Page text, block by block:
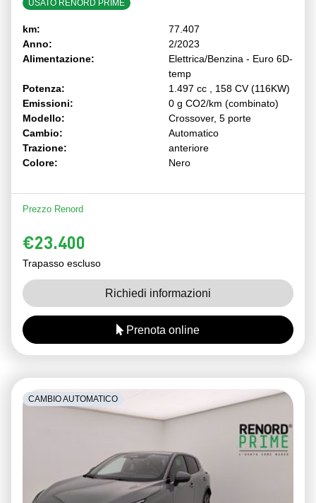
USATO RENORD PRIME
km:
77.407
Anno:
2/2023
Alimentazione:
Elettrica/Benzina - Euro 6D-
temp
Potenza:
1.497 cc , 158 CV (116KW)
Emissioni:
0 g CO2/km (combinato)
Modello:
Crossover, 5 porte
Cambio:
Automatico
Trazione:
anteriore
Colore:
Nero
Prezzo Renord
€23.400
Trapasso escluso
Richiedi informazioni
Prenota online
CAMBIO AUTOMATICO